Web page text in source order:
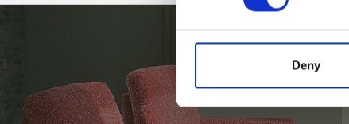
Deny